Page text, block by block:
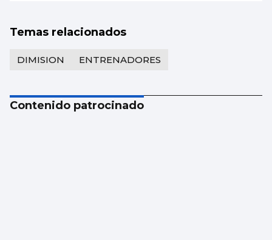
Temas relacionados
DIMISION ENTRENADORES
Contenido patrocinado